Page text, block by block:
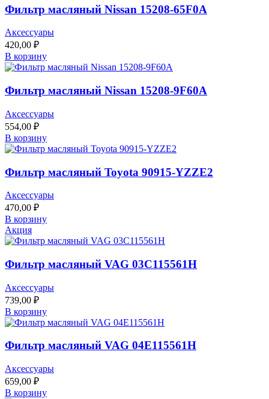
Фильтр масляный Nissan 15208-65F0A
Аксессуары
420,00 ₽
В корзину
Фильтр масляный Nissan 15208-9F60A
Аксессуары
554,00 ₽
В корзину
Фильтр масляный Toyota 90915-YZZE2
Аксессуары
470,00 ₽
В корзину
Акция
Фильтр масляный VAG 03C115561H
Аксессуары
739,00 ₽
В корзину
Фильтр масляный VAG 04E115561H
Аксессуары
659,00 ₽
В корзину